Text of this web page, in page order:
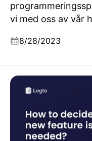
vi med oss av vår
8/28/2023